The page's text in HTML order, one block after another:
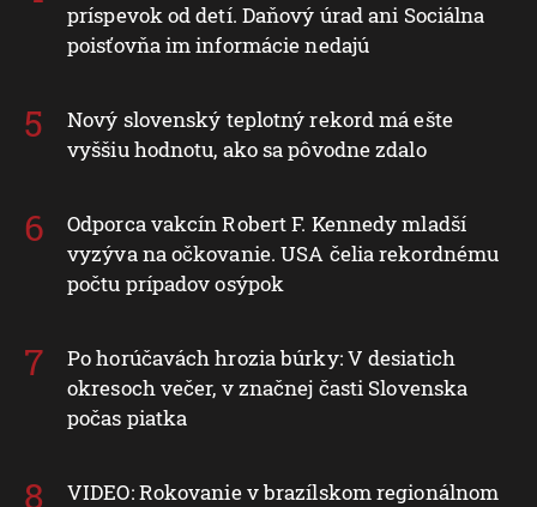
príspevok od detí. Daňový úrad ani Sociálna
poisťovňa im informácie nedajú
Nový slovenský teplotný rekord má ešte
vyššiu hodnotu, ako sa pôvodne zdalo
Odporca vakcín Robert F. Kennedy mladší
vyzýva na očkovanie. USA čelia rekordnému
počtu prípadov osýpok
Po horúčavách hrozia búrky: V desiatich
okresoch večer, v značnej časti Slovenska
počas piatka
VIDEO: Rokovanie v brazílskom regionálnom